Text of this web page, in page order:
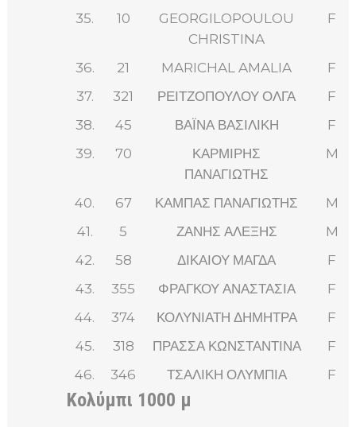
35.
10
GEORGILOPOULOU
CHRISTINA
F
36. 21 MARICHAL AMALIA
F
37.
321 ΡΕΙΤΖΟΠΟΥΛΟΥ ΟΛΓΑ
F
38.
45 ΒΑΪΝΑ ΒΑΣΙΛΙΚΗ
F
39.
70
ΚΑΡΜΙΡΗΣ
ΠΑΝΑΓΙΩΤΗΣ
M
40. 67 ΚΑΜΠΑΣ ΠΑΝΑΓΙΩΤΗΣ
M
41.
5 ΖΑΝΗΣ ΑΛΕΞΗΣ
M
42.
58 ΔΙΚΑΙΟΥ ΜΑΓΔΑ
F
43.
355 ΦΡΑΓΚΟΥ ΑΝΑΣΤΑΣΙΑ
F
44.
374 ΚΟΛΥΝΙΑΤΗ ΔΗΜΗΤΡΑ
F
45.
318 ΠΡΑΣΣΑ ΚΩΝΣΤΑΝΤΙΝΑ
F
46.
346 ΤΣΑΛΙΚΗ ΟΛΥΜΠΙΑ F
Κολύμπι 1000 μ